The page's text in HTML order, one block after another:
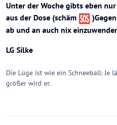
Unter der Woche gibts eben
aus der Dose (schäm
ab und an auch nix
LG Silke
Die Lüge ist wie ein Schneeball: Je
größer wird er.